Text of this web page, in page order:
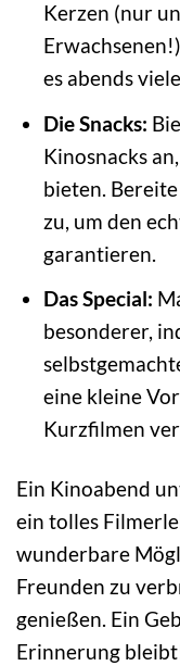
Kerzen (nur
es abends
Die Snacks:
Kinosnacks
bieten.
zu, um den
garantieren.
Das Special:
besonderer,
eine kleine
Kurzfilmen
Ein Kinoabend
ein tolles
wunderbare
Freunden zu
genießen. Ein
Erinnerung